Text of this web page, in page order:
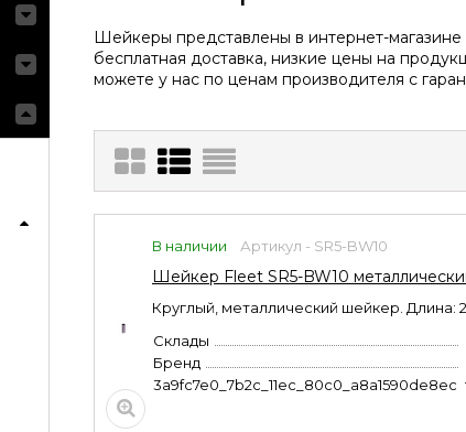
Шейкеры представлены в интернет-
бесплатная доставка, низкие цены на
можете у нас по ценам производителя с
В наличии Артикул - SR5-BW10
Шейкер Fleet SR5-BW10
Круглый, металлический шейкер. Длина:
Склады
Бренд
3a9fc7e0_7b2c_11ec_80c0_a8a1590de8ec